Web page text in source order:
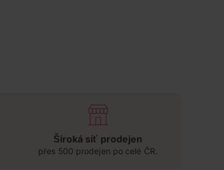
Široká síť prodejen
přes 500 prodejen po celé ČR.